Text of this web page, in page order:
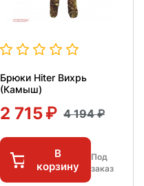
Брюки Hiter Вихрь
(Камыш)
2 715 4 194
В
корзину
Под
заказ